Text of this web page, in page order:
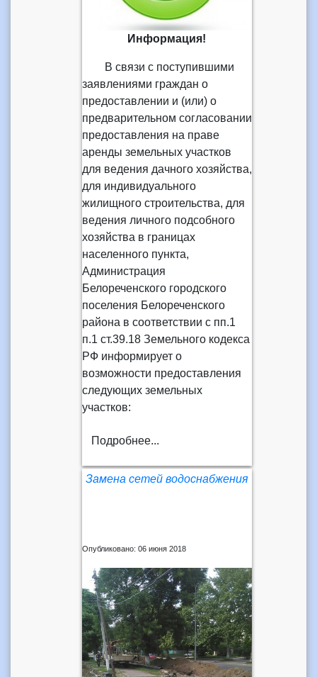
Информация!
В связи с поступившими
заявлениями граждан о
предоставлении и (или) о
предварительном согласовании
предоставления на праве
аренды земельных участков
для ведения дачного хозяйства,
для индивидуального
жилищного строительства, для
ведения личного подсобного
хозяйства в границах
населенного пункта,
Администрация
Белореченского городского
поселения Белореченского
района в соответствии с пп.1
п.1 ст.39.18 Земельного кодекса
РФ информирует о
возможности предоставления
следующих земельных
участков:
Подробнее...
Замена сетей водоснабжения
Опубликовано: 06 июня 2018